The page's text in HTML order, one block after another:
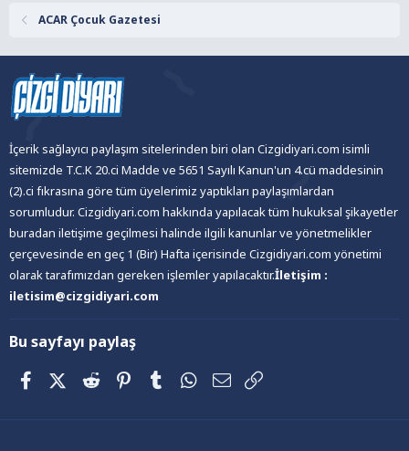
ACAR Çocuk Gazetesi
İçerik sağlayıcı paylaşım sitelerinden biri olan Cizgidiyari.com isimli
sitemizde T.C.K 20.ci Madde ve 5651 Sayılı Kanun'un 4.cü maddesinin
(2).ci fıkrasına göre tüm üyelerimiz yaptıkları paylaşımlardan
sorumludur. Cizgidiyari.com hakkında yapılacak tüm hukuksal şikayetler
buradan iletişime geçilmesi halinde ilgili kanunlar ve yönetmelikler
çerçevesinde en geç 1 (Bir) Hafta içerisinde Cizgidiyari.com yönetimi
olarak tarafımızdan gereken işlemler yapılacaktır.İletişim :
iletisim@cizgidiyari.com
Bu sayfayı paylaş
FacebookX (Twitter)
Reddit PinterestTumblrWhatsApp
E-posta